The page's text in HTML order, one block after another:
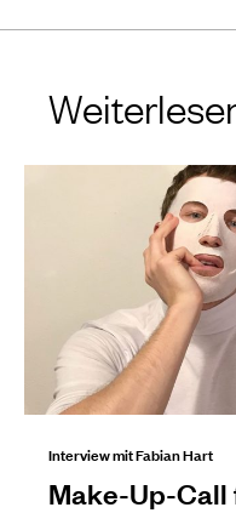
Interview mit Fabian Hart
Make-Up-Call